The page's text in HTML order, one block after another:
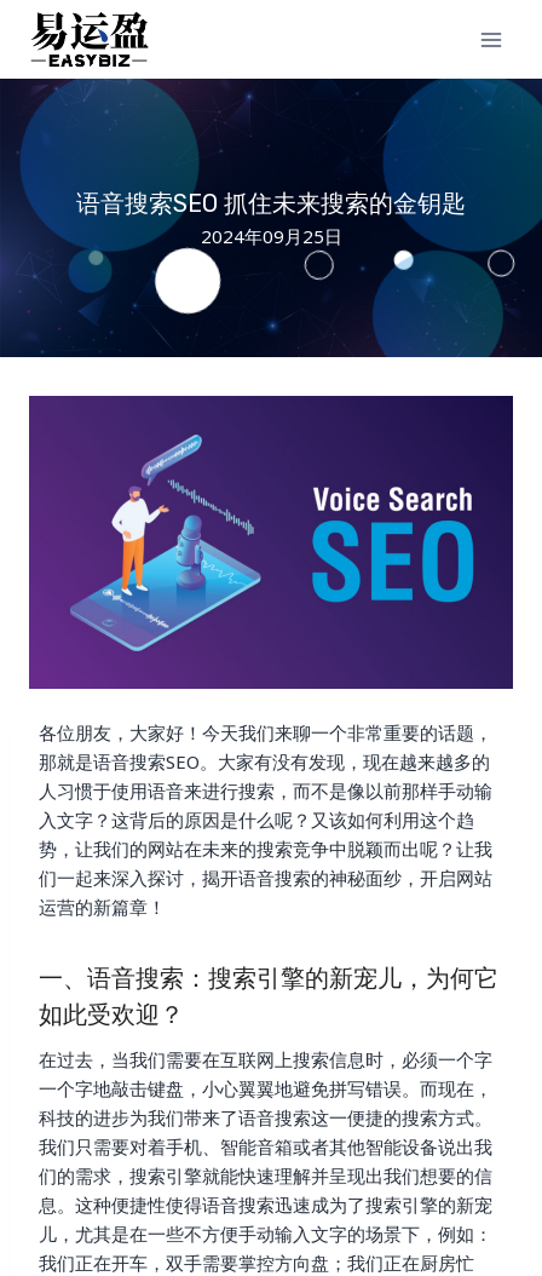
content
语音搜索SEO 抓住未来搜索的金钥匙
2024年09月25日
各位朋友，大家好！今天我们来聊一个非常重要的话题，
那就是语音搜索SEO。大家有没有发现，现在越来越多的
人习惯于使用语音来进行搜索，而不是像以前那样手动输
入文字？这背后的原因是什么呢？又该如何利用这个趋
势，让我们的网站在未来的搜索竞争中脱颖而出呢？让我
们一起来深入探讨，揭开语音搜索的神秘面纱，开启网站
运营的新篇章！
一、语音搜索：搜索引擎的新宠儿，为何它
如此受欢迎？
在过去，当我们需要在互联网上搜索信息时，必须一个字
一个字地敲击键盘，小心翼翼地避免拼写错误。而现在，
科技的进步为我们带来了语音搜索这一便捷的搜索方式。
我们只需要对着手机、智能音箱或者其他智能设备说出我
们的需求，搜索引擎就能快速理解并呈现出我们想要的信
息。这种便捷性使得语音搜索迅速成为了搜索引擎的新宠
儿，尤其是在一些不方便手动输入文字的场景下，例如：
我们正在开车，双手需要掌控方向盘；我们正在厨房忙